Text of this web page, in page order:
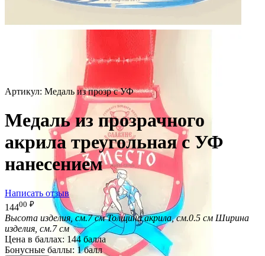
Артикул: Медаль из прозр с УФ
Медаль из прозрачного
акрила треугольная с УФ
нанесением
Написать отзыв
14400 ₽
Высота изделия, см.7 см Толщина акрила, см.0.5 см Ширина
изделия, см.7 см
Цена в баллах: 144 балла
Бонусные баллы: 1 балл